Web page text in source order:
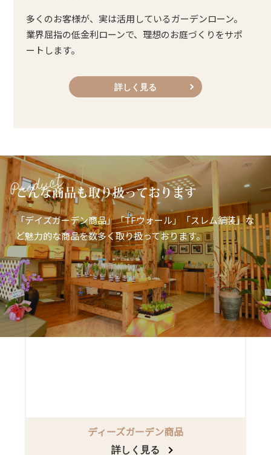
多くのお客様が、実は活用しているガーデンローン。
業界屈指の低金利ローンで、理想のお庭づくりをサポ
ートします。
詳しく見る
Product
こんな商品も取り扱っております
「デイズガーデン商品」「TFウォール」「スレム舗装」な
ど魅力的な商品を数多く取り扱っております。
ディーズガーデン商品
詳しく見る